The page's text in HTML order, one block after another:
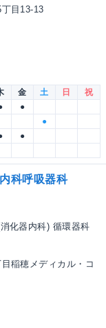
目13-13
金 土 日
祝
●
●
●
科呼吸器科
化器内科) 循環器科
稲穂メディカル・コ